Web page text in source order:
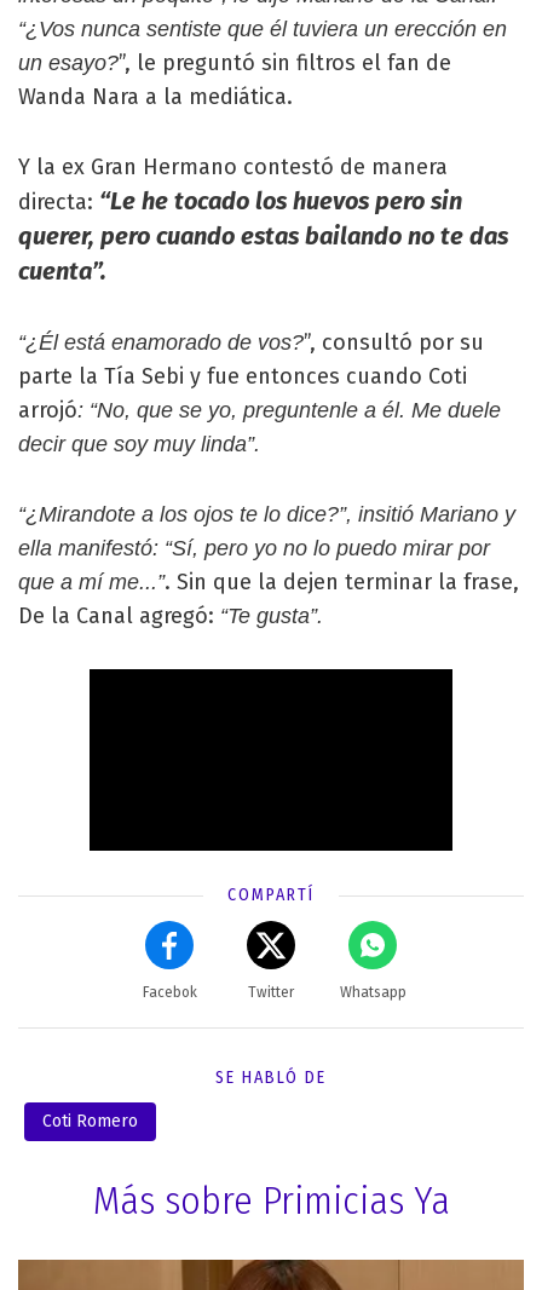
“¿Vos nunca sentiste que él tuviera un erección en
un esayo?”, le preguntó sin filtros el fan de
Wanda Nara a la mediática.
Y la ex Gran Hermano contestó de manera
directa: “Le he tocado los huevos pero sin
querer, pero cuando estas bailando no te das
cuenta”.
“¿Él está enamorado de vos?”, consultó por su
parte la Tía Sebi y fue entonces cuando Coti
arrojó: “No, que se yo, preguntenle a él. Me duele
decir que soy muy linda”.
“¿Mirandote a los ojos te lo dice?”, insitió Mariano y
ella manifestó: “Sí, pero yo no lo puedo mirar por
que a mí me...”. Sin que la dejen terminar la frase,
De la Canal agregó: “Te gusta”.
COMPARTÍ
Facebok Twitter Whatsapp
SE HABLÓ DE
Coti Romero
Más sobre Primicias Ya